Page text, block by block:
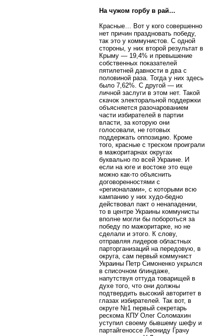
На чужом горбу в рай…
Красные… Вот у кого совершенно
нет причин праздновать победу,
так это у коммунистов. С одной
стороны, у них второй результат в
Крыму — 19,4% и превышение
собственных показателей
пятилетней давности в два с
половиной раза. Тогда у них здесь
было 7,62%. С другой — их
личной заслуги в этом нет. Такой
скачок электоральной поддержки
объясняется разочарованием
части избирателей в партии
власти, за которую они
голосовали, не готовых
поддержать оппозицию. Кроме
того, красные с треском проиграли
в мажоритарнах округах
буквально по всей Украине. И
если на юге и востоке это еще
можно как-то объяснить
договоренностями с
«регионалами», с которыми всю
кампанию у них худо-бедно
действовал пакт о ненападении,
то в центре Украины коммунисты
вполне могли бы побороться за
победу по мажоритарке, но не
сделали и этого. К слову,
отправляя лидеров областных
парторганизаций на передовую, в
округа, сам первый коммунист
Украины Петр Симоненко укрылся
в списочном блиндаже,
напутствуя оттуда товарищей в
духе того, что они должны
подтвердить высокий авторитет в
глазах избирателей. Так вот, в
округе №1 первый секретарь
рескома КПУ Олег Соломахин
уступил своему бывшему шефу и
партайгеноссе Леониду Грачу